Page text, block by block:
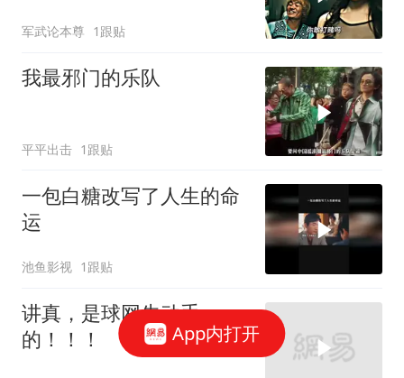
军武论本尊 1跟贴
我最邪门的乐队
平平出击 1跟贴
一包白糖改写了人生的命
运
池鱼影视 1跟贴
讲真，是球网先动手
的！！！
App内打开